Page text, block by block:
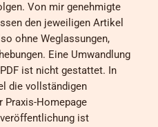
Von mir genehmigte
den jeweiligen Artikel
ohne Weglassungen,
Eine Umwandlung
ist nicht gestattet. In
die vollständigen
Praxis-Homepage
ist